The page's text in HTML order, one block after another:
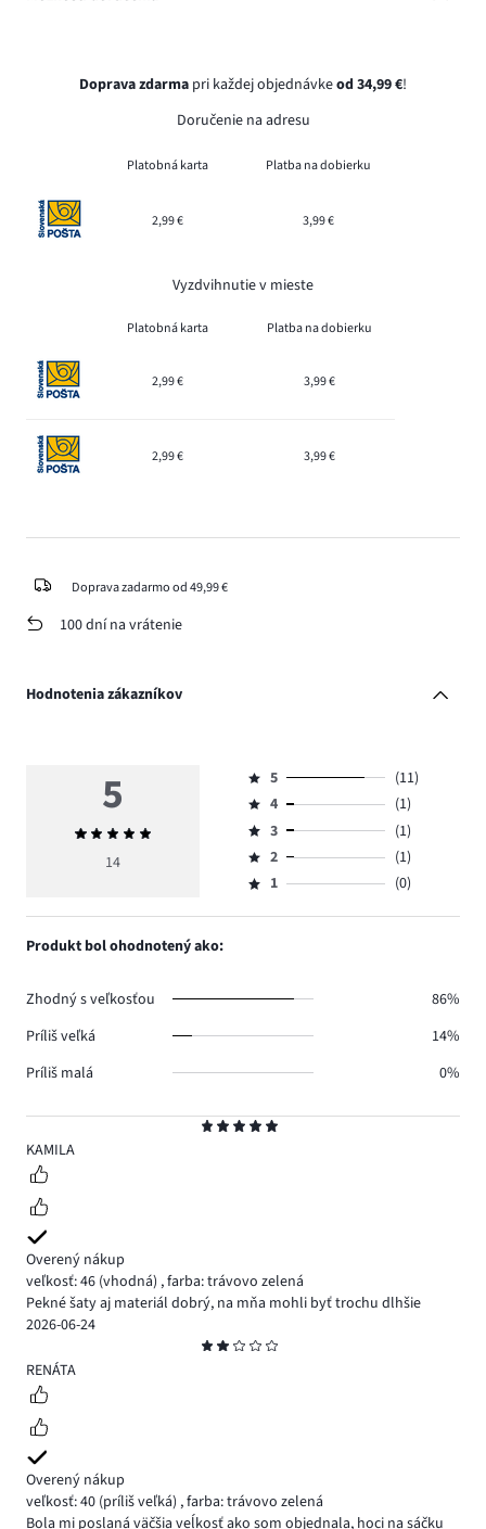
Doprava zdarma pri každej objednávkeod 34,99 €!
Doručenie na adresu
Platobná karta Platba na dobierku
2,99 € 3,99 €
Vyzdvihnutie v mieste
Platobná karta Platba na dobierku
2,99 € 3,99 €
2,99 € 3,99 €
Doprava zadarmo od 49,99 €
100 dní na vrátenie
Hodnotenia zákazníkov
5
KAMILA
Overený nákup
veľkosť: 46 (vhodná) ,farba: trávovo zelená
Pekné šaty aj materiál dobrý, na mňa mohli byť trochu dlhšie
2026-06-24
2
RENÁTA
Overený nákup
veľkosť: 40 (príliš veľká) ,farba: trávovo zelená
Bola mi poslaná väčšia veĺkosť ako som objednala, hoci na sáčku
5
Priemerné
hodnotenie
14
Hodnotenie
5,
počet
hlasov
11.
5
(11)
Hodnotenie
4,
počet
hlasov
4
(1)
Hodnotenie
3,
počet
3
(1)
Hodnotenie
2,
2
(1)
Hodnotenie
1,
1 (0)
Produkt bol ohodnotený ako:
Zhodný s veľkosťou
86%
Príliš veľká
14%
Príliš malá
0%